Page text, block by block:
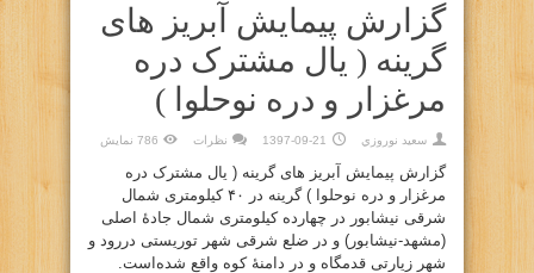
گزارش پیمایش آبریز های
گرینه ( یال مشترک دره
مرغزار و دره نوحلوا )
سعيد نوروزي 1397-09-21 نظرات 786 نمایش
گزارش پیمایش آبریز های گرینه ( یال مشترک دره
مرغزار و دره نوحلوا ) گرینه در ۴۰ کیلومتری شمال
شرقی نیشابور در چهارده کیلومتری شمال جادهٔ اصلی
(مشهد-نیشابور) و در ضلع شرقی شهر توریستی دررود و
شهر زیارتی قدمگاه و در دامنهٔ کوه واقع شده‌است.